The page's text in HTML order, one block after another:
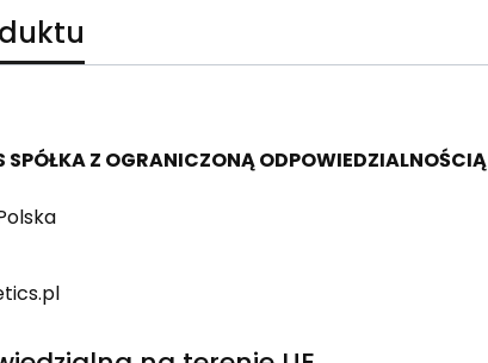
SPÓŁKA Z OGRANICZONĄ ODPOWIEDZIALNOŚCIĄ